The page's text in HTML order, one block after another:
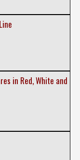
in Red, White and